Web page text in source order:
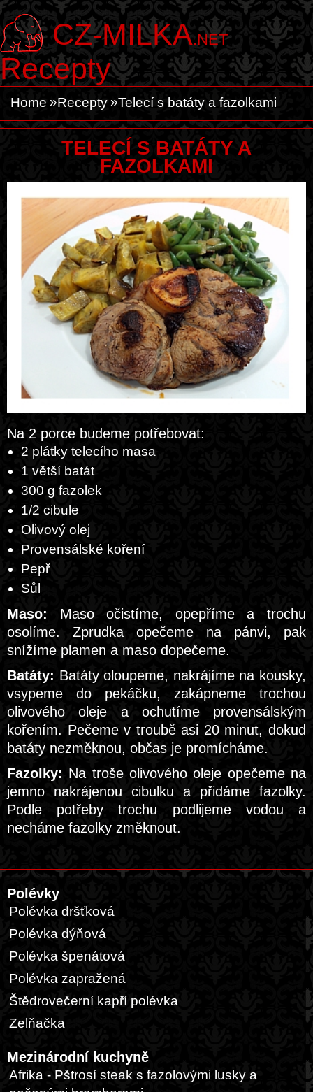
CZ-MILKA.NET
Recepty
Home Recepty Telecí s batáty a fazolkami
TELECÍ S BATÁTY A
FAZOLKAMI
Na 2 porce budeme potřebovat:
2 plátky telecího masa
1 větší batát
300 g fazolek
1/2 cibule
Olivový olej
Provensálské koření
Pepř
Sůl
Maso: Maso očistíme, opepříme a trochu
osolíme. Zprudka opečeme na pánvi, pak
snížíme plamen a maso dopečeme.
Batáty: Batáty oloupeme, nakrájíme na kousky,
vsypeme do pekáčku, zakápneme trochou
olivového oleje a ochutíme provensálským
kořením. Pečeme v troubě asi 20 minut, dokud
batáty nezměknou, občas je promícháme.
Fazolky: Na troše olivového oleje opečeme na
jemno nakrájenou cibulku a přidáme fazolky.
Podle potřeby trochu podlijeme vodou a
necháme fazolky změknout.
Polévky
Polévka dršťková
Polévka dýňová
Polévka špenátová
Polévka zapražená
Štědrovečerní kapří polévka
Zelňačka
Mezinárodní kuchyně
Afrika - Pštrosí steak s fazolovými lusky a